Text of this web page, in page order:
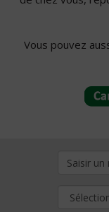
Vous pouvez